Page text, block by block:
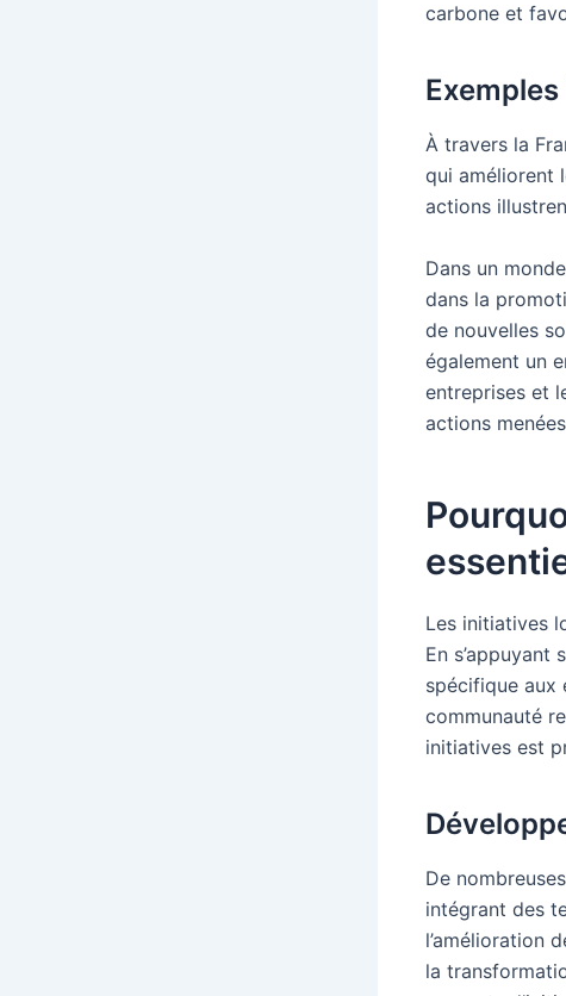
carbone et
À travers la
qui améliorent
actions
Dans un
dans la
de nouvelles
également un
entreprises et
actions
Les initiatives
En
spécifique aux
communauté
initiatives est
De
intégrant des
l’amélioration
la